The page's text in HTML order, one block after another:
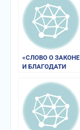
«СЛОВО О ЗАКОНЕ
И БЛАГОДАТИ
ИЛАРИОНА»